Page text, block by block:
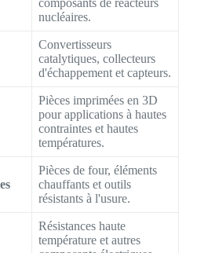
composants de réacteurs
nucléaires.
Convertisseurs
catalytiques, collecteurs
d'échappement et capteurs.
Pièces imprimées en 3D
pour applications à hautes
contraintes et hautes
températures.
Pièces de four, éléments
chauffants et outils
résistants à l'usure.
Résistances haute
température et autres